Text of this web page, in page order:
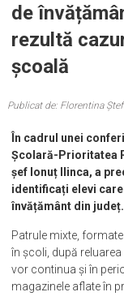
de
rezultă
școală
Publicat de: Florentina
În cadrul unei
Școlară-Prioritatea
șef Ionuț Ilinca, a
identificați elevi
învățământ din județ.
Patrule mixte,
în școli, după
vor continua și în
magazinele aflate în